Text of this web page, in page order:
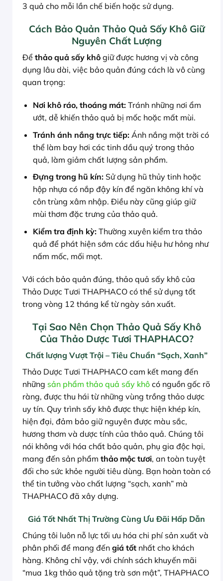
3 quả cho mỗi lần chế biến hoặc sử dụng.
Cách Bảo Quản Thảo Quả Sấy Khô Giữ
Nguyên Chất Lượng
Để thảo quả sấy khô giữ được hương vị và công
dụng lâu dài, việc bảo quản đúng cách là vô cùng
quan trọng:
Nơi khô ráo, thoáng mát:Tránh những nơi ẩm
ướt, dễ khiến thảo quả bị mốc hoặc mất mùi.
Tránh ánh nắng trực tiếp:Ánh nắng mặt trời có
thể làm bay hơi các tinh dầu quý trong thảo
quả, làm giảm chất lượng sản phẩm.
Đựng trong hũ kín:Sử dụng hũ thủy tinh hoặc
hộp nhựa có nắp đậy kín để ngăn không khí và
côn trùng xâm nhập. Điều này cũng giúp giữ
mùi thơm đặc trưng của thảo quả.
Kiểm tra định kỳ:Thường xuyên kiểm tra thảo
quả để phát hiện sớm các dấu hiệu hư hỏng như
nấm mốc, mối mọt.
Với cách bảo quản đúng, thảo quả sấy khô của
Thảo Dược Tươi THAPHACO có thể sử dụng tốt
trong vòng 12 tháng kể từ ngày sản xuất.
Tại Sao Nên Chọn Thảo Quả Sấy Khô
Của Thảo Dược Tươi THAPHACO?
Chất lượng Vượt Trội – Tiêu Chuẩn “Sạch, Xanh”
Thảo Dược Tươi THAPHACO cam kết mang đến
những sản phẩm thảo quả sấy khô có nguồn gốc rõ
ràng, được thu hái từ những vùng trồng thảo dược
uy tín. Quy trình sấy khô được thực hiện khép kín,
hiện đại, đảm bảo giữ nguyên được màu sắc,
hương thơm và dược tính của thảo quả. Chúng tôi
nói không với hóa chất bảo quản, phụ gia độc hại,
mang đến sản phẩm thảo mộc tươi, an toàn tuyệt
đối cho sức khỏe người tiêu dùng. Bạn hoàn toàn có
thể tin tưởng vào chất lượng “sạch, xanh” mà
THAPHACO đã xây dựng.
Giá Tốt Nhất Thị Trường Cùng Ưu Đãi Hấp Dẫn
Chúng tôi luôn nỗ lực tối ưu hóa chi phí sản xuất và
phân phối để mang đến giá tốt nhất cho khách
hàng. Không chỉ vậy, với chính sách khuyến mãi
“mua 1kg thảo quả tặng trà sơn mật”, THAPHACO